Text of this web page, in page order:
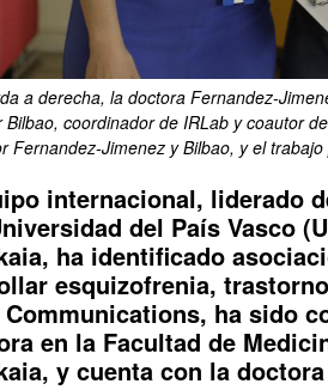
a derecha, la doctora Fernandez-
Bilbao, coordinador de IRLab y coautor
Fernandez-Jimenez y Bilbao, y el
internacional, liderado
del País Vasco
ha identificado
esquizofrenia,
Communications, ha sido
en la Facultad de
y cuenta con la